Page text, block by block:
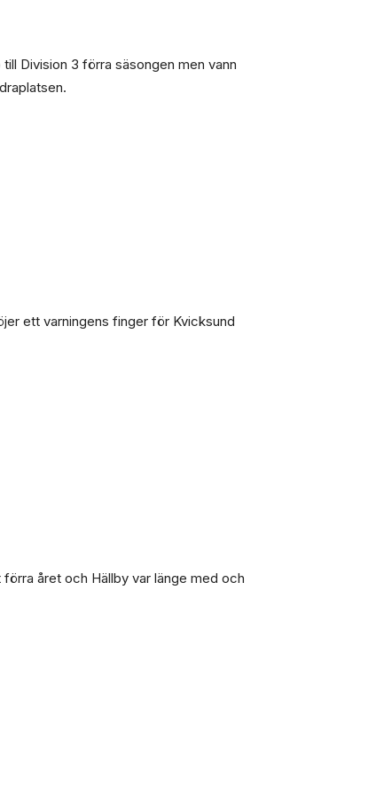
Division 3 förra säsongen men vann
ett varningens finger för Kvicksund
året och Hällby var länge med och